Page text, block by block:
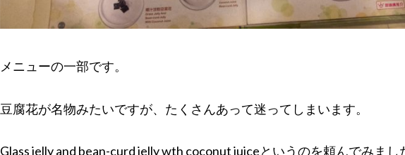
メニューの一部です。
豆腐花が名物みたいですが、たくさんあって迷ってしまいます。
Glass jelly and bean-curd jelly wth coconut juiceというのを頼んでみまし